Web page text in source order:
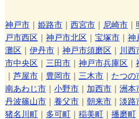
神戸市 姫路市 西宮市 尼崎市
戸市西区
神戸市北区 宝塚市 神
灘区
伊丹市 神戸市須磨区 川西
市中央区
三田市 神戸市兵庫区
芦屋市 豊岡市 三木市 たつの
南あわじ市
小野市 加西市 洲本
丹波篠山市
養父市 朝来市 淡路
猪名川町
多可町 稲美町 播磨町